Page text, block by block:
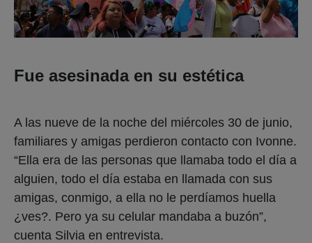
Fue asesinada en su estética
A las nueve de la noche del miércoles 30 de junio,
familiares y amigas perdieron contacto con Ivonne.
“Ella era de las personas que llamaba todo el día a
alguien, todo el día estaba en llamada con sus
amigas, conmigo, a ella no le perdíamos huella
¿ves?. Pero ya su celular mandaba a buzón”,
cuenta Silvia en entrevista.